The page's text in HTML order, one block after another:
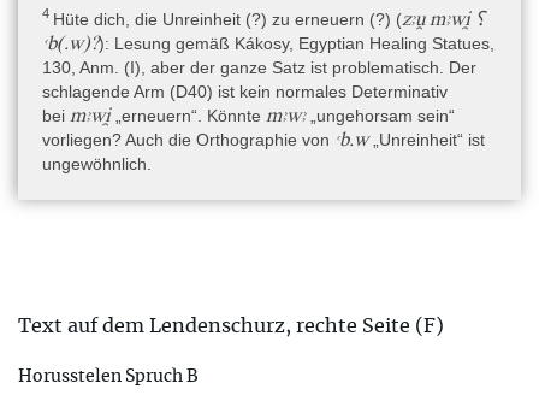
Nazionale di Napoli (Neapel 1983), 22, fig. 4 (non vidi).
- Cl. Barocas, Le antichità egiziane del Museo Borgiano, in: R.
Cantilena und P. Rubino, La Collezione Egiziana del Museo
Archeologico Nazionale di Napoli. Soprintentenza Archeologica
per le Provinze di Napoli e Caserta (Neapel 1989), 15-34 (hier:
32-33; übernommen aus: Cl. Barocas, in: Civiltà dell’Antico Egitto
in Campania. Per un riordinamento della Collezione Egiziana del
(Nationalmuseets Skrifter, Arkæologisk-Historisk Række VI),
Vorderseite].
4 Hüte dich, die Unreinheit (?) zu erneuern (?) (zꜣu̯ mꜣwi̯ ⸮
ꜥb(.w)?): Lesung gemäß Kákosy, Egyptian Healing Statues,
130, Anm. (I), aber der ganze Satz ist problematisch. Der
schlagende Arm (D40) ist kein normales Determinativ
bei mꜣwi̯ „erneuern“. Könnte mꜣwꜣ„ungehorsam sein“
vorliegen? Auch die Orthographie von ꜥb.w„Unreinheit“ ist
ungewöhnlich.
Text auf dem Lendenschurz, rechte Seite (F)
Horusstelen Spruch B